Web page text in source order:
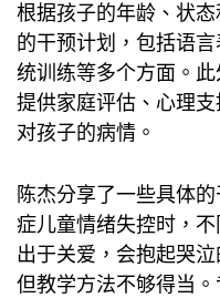
根据孩子的年龄、状
的干预计划，包括语
统训练等多个方面。
提供家庭评估、心理
对孩子的病情。
陈杰分享了一些具体
症儿童情绪失控时，
出于关爱，会抱起哭
但教学方法不够得当